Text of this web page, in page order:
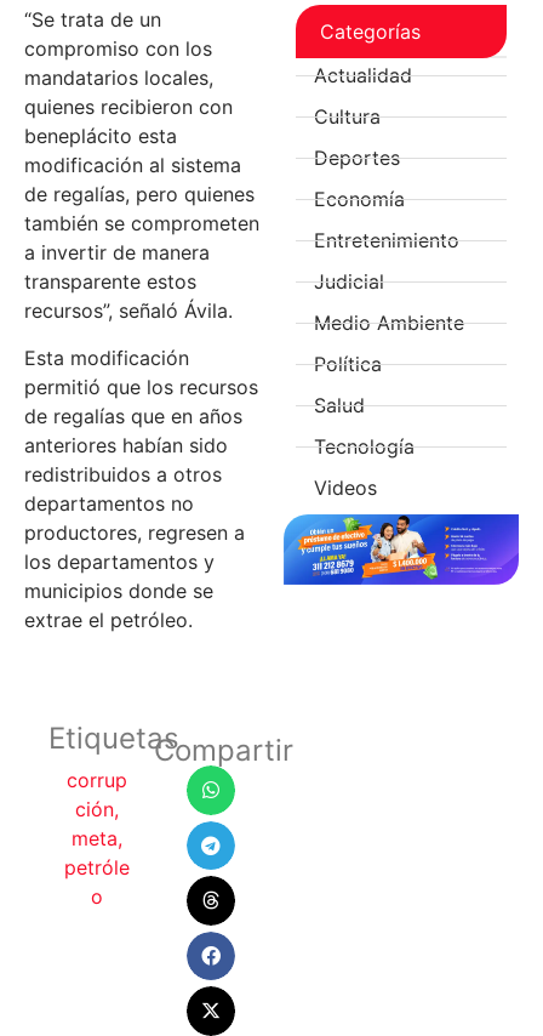
“Se trata de un
compromiso con los
mandatarios locales,
quienes recibieron con
beneplácito esta
modificación al sistema
de regalías, pero quienes
también se comprometen
a invertir de manera
transparente estos
recursos”, señaló Ávila.
Esta modificación
permitió que los recursos
de regalías que en años
anteriores habían sido
redistribuidos a otros
departamentos no
productores, regresen a
los departamentos y
municipios donde se
extrae el petróleo.
Etiquetas
corrup
ción,
meta,
petróle
o
Compartir
Categorías
Actualidad
Cultura
Deportes
Economía
Entretenimiento
Judicial
Medio Ambiente
Política
Salud
Tecnología
Videos